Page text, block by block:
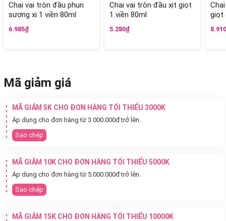
Chai vai tròn đầu phun
sương xi 1 viền 80ml
6.985₫
Chai vai tròn đầu xịt giọt
1 viền 80ml
5.280₫
giọt
Mã giảm giá
MÃ GIẢM 5K CHO ĐƠN HÀNG TỐI THIỂU 3000K
Áp dụng cho đơn hàng từ 3.000.000đ trở lên.
Sao chép
MÃ GIẢM 10K CHO ĐƠN HÀNG TỐI THIỂU 5000K
Áp dụng cho đơn hàng từ 5.000.000đ trở lên.
Sao chép
MÃ GIẢM 15K CHO ĐƠN HÀNG TỐI THIỂU 10000K